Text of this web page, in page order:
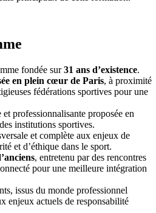
fondée sur31 ans d’existence.
en plein cœur de Paris, à proximité
fédérations sportives pour une
professionnalisante proposée en
institutions sportives.
et complète aux enjeux de
et d’éthique dans le sport.
, entretenu par des rencontres
pour une meilleure intégration
issus du monde professionnel
enjeux actuels de responsabilité